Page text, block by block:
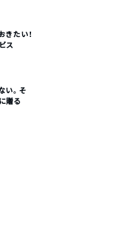
きたい！
ス
い。そ
贈る